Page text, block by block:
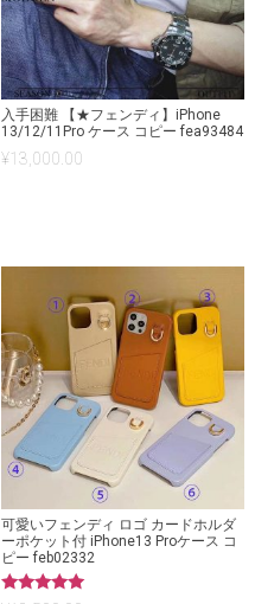
入手困難 【★フェンディ】iPhone
13/12/11Pro ケース コピー fea93484
¥13,000.00
可愛いフェンディ ロゴ カードホルダ
ーポケット付 iPhone13 Proケース コ
ピー feb02332